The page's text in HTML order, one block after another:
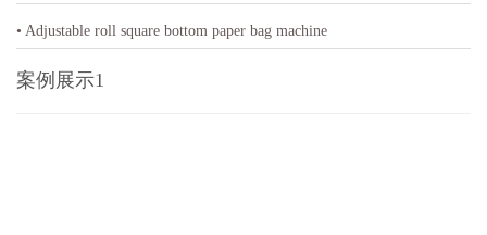
• Adjustable roll square bottom paper bag machine
案例展示1